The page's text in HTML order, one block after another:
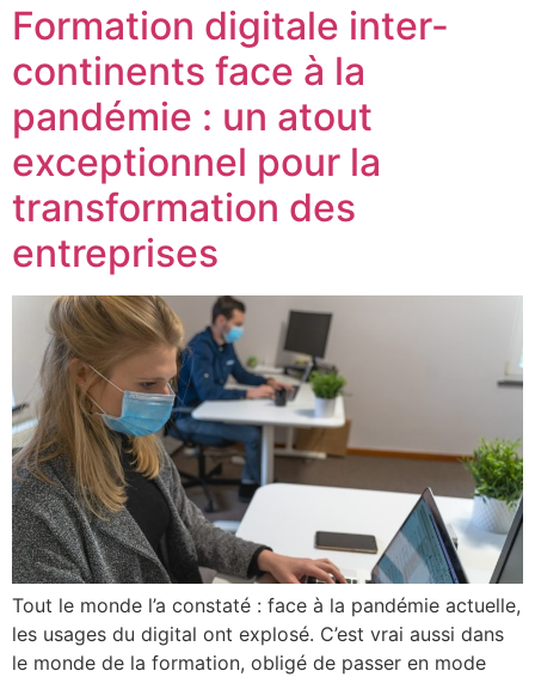
Formation digitale inter-
continents face à la
pandémie : un atout
exceptionnel pour la
transformation des
entreprises
Tout le monde l’a constaté : face à la pandémie actuelle,
les usages du digital ont explosé. C’est vrai aussi dans
le monde de la formation, obligé de passer en mode